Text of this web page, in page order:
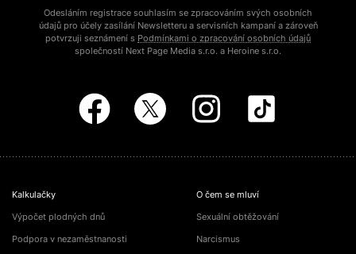
Odesláním registrace souhlasím se zpracováním svých osobních
údajů pro účely zasílání Newsletteru a servisních kampaní a zároveň
potvrzuji seznámení s Podmínkami o zpracování osobních údajů
společností Next Page Media s.r.o. a Heroine s.r.o.
Kalkulačky
Výpočet plodných dnů
Podpora v nezaměstnanosti
O čem se mluví
Sexuální obtěžování
Narcismus